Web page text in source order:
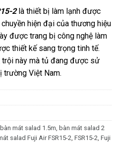
2 là thiết bị làm lạnh được
hiện đại của thương hiệu
được trang bị công nghệ làm
thiết kế sang trọng tinh tế.
này mà tủ đang được sử
trường Việt Nam.
bàn mát salad 1.5m bàn mát salad 2
salad Fuji Air FSR15-2 FSR15-2 Fuji